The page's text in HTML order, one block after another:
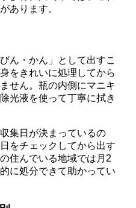
あります。
ん・かん」として出すこ
をきれいに処理してから
せん。瓶の内側にマニキ
光液を使って丁寧に拭き
集日が決まっているの
をチェックしてから出す
住んでいる地域では月2
に処分できて助かってい